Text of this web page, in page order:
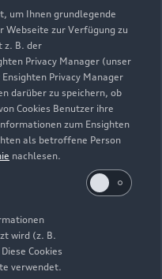
um Ihnen grundlegende
Webseite zur Verfügung zu
z. B. der
Privacy Manager (unser
Privacy Manager
darüber zu speichern, ob
Cookies Benutzer ihre
zum Ensighten
als betroffene Person
nachlesen.
wird (z. B.
Cookies
verwendet.
Zurück nach oben